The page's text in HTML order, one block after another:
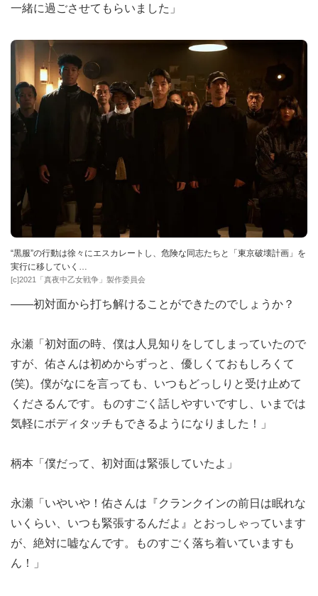
一緒に過ごさせてもらいました」
“黒服”の行動は徐々にエスカレートし、危険な同志たちと「東京破壊計画」を
実行に移していく…
[c]2021「真夜中乙女戦争」製作委員会
――初対面から打ち解けることができたのでしょうか？
永瀬「初対面の時、僕は人見知りをしてしまっていたので
すが、佑さんは初めからずっと、優しくておもしろくて
(笑)。僕がなにを言っても、いつもどっしりと受け止めて
くださるんです。ものすごく話しやすいですし、いまでは
気軽にボディタッチもできるようになりました！」
柄本「僕だって、初対面は緊張していたよ」
永瀬「いやいや！佑さんは『クランクインの前日は眠れな
いくらい、いつも緊張するんだよ』とおっしゃっています
が、絶対に嘘なんです。ものすごく落ち着いていますも
ん！」